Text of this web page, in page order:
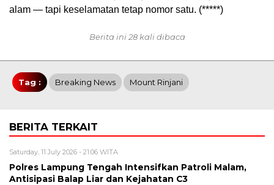
alam — tapi keselamatan tetap nomor satu. (*****)
Berita ini 28 kali dibaca
Tag : Breaking News Mount Rinjani
BERITA TERKAIT
Saturday, 11 July 2026 - 21:06 WITA
Polres Lampung Tengah Intensifkan Patroli Malam,
Antisipasi Balap Liar dan Kejahatan C3